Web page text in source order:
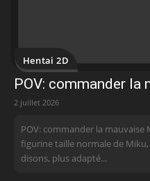
Hentai 2D
POV: commander la
2 juillet 2026
POV: commander la
figurine taille normale de
disons, plus adapté...